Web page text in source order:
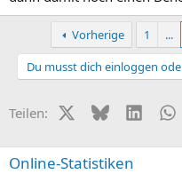
Vorherige 1 ...
Du musst dich einloggen
Teilen: X (Twitter)
Bluesky
Online-Statistiken